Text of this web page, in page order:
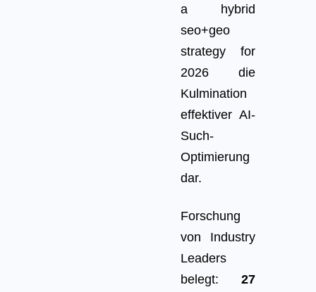
a hybrid
seo+geo
strategy for
2026 die
Kulmination
effektiver AI-
Such-
Optimierung
dar.
Forschung
von Industry
Leaders
belegt: 27